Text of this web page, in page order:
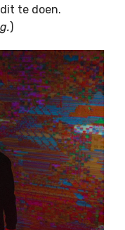
te doen.
)